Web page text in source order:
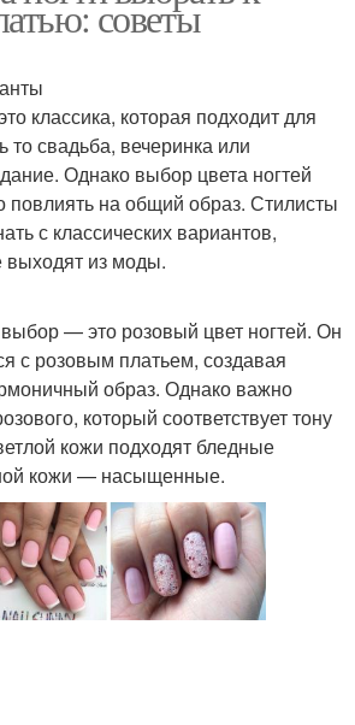
советы
классика, которая подходит для
то свадьба, вечеринка или
Однако выбор цвета ногтей
повлиять на общий образ. Стилисты
с классических вариантов,
выходят из моды.
— это розовый цвет ногтей. Он
с розовым платьем, создавая
образ. Однако важно
который соответствует тону
кожи подходят бледные
кожи — насыщенные.